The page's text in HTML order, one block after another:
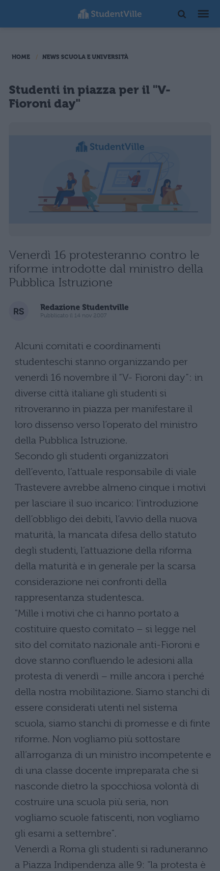
HOME NEWS SCUOLA E UNIVERSITÀ
Studenti in piazza per il "V-
Fioroni day"
Venerdì 16 protesteranno contro le
riforme introdotte dal ministro della
Pubblica Istruzione
Redazione Studentville
Pubblicato il 14 nov 2007
Alcuni comitati e coordinamenti
studenteschi stanno organizzando per
venerdì 16 novembre il “V- Fioroni day”: in
diverse città italiane gli studenti si
ritroveranno in piazza per manifestare il
loro dissenso verso l’operato del ministro
della Pubblica Istruzione.
Secondo gli studenti organizzatori
dell’evento, l’attuale responsabile di viale
Trastevere avrebbe almeno cinque i motivi
per lasciare il suo incarico: l’introduzione
dell’obbligo dei debiti, l’avvio della nuova
maturità, la mancata difesa dello statuto
degli studenti, l’attuazione della riforma
della maturità e in generale per la scarsa
considerazione nei confronti della
rappresentanza studentesca.
"Mille i motivi che ci hanno portato a
costituire questo comitato – si legge nel
sito del comitato nazionale anti-Fioroni e
dove stanno confluendo le adesioni alla
protesta di venerdì – mille ancora i perché
della nostra mobilitazione. Siamo stanchi di
essere considerati utenti nel sistema
scuola, siamo stanchi di promesse e di finte
riforme. Non vogliamo più sottostare
all’arroganza di un ministro incompetente e
di una classe docente impreparata che si
nasconde dietro la spocchiosa volontà di
costruire una scuola più seria, non
vogliamo scuole fatiscenti, non vogliamo
gli esami a settembre".
Venerdì a Roma gli studenti si raduneranno
a Piazza Indipendenza alle 9: "la protesta è